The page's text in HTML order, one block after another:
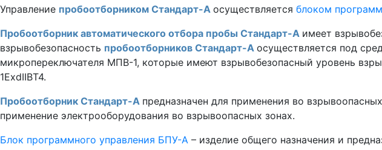
Управление пробоотборником Стандарт-А осуществляется блоком
Пробоотборник автоматического отбора пробы Стандарт-А имеет
взрывобезопасность пробоотборников Стандарт-А осуществляется под
микропереключателя МПВ-1, которые имеют взрывобезопасный уровень
1ExdIIBT4.
Пробоотборник Стандарт-А предназначен для применения во
применение электрооборудования во взрывоопасных зонах.
Блок программного управления БПУ-А – изделие общего назначения и